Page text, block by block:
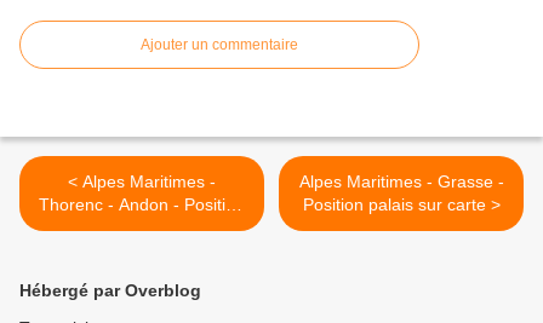
Ajouter un commentaire
< Alpes Maritimes -
Thorenc - Andon - Position
castellaras sur carte
Alpes Maritimes - Grasse -
Position palais sur carte >
Hébergé par Overblog